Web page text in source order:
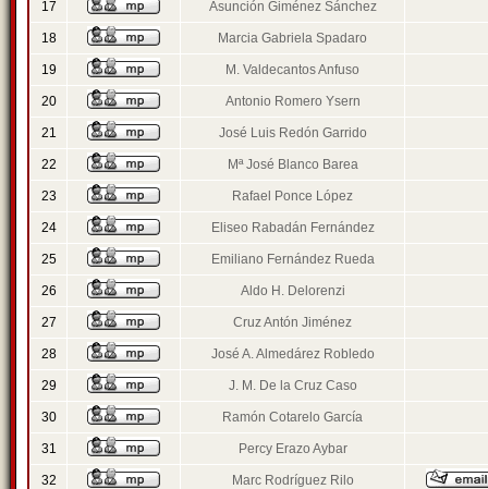
17 Asunción Giménez Sánchez
18 Marcia Gabriela Spadaro
19 M. Valdecantos Anfuso
20 Antonio Romero Ysern
21 José Luis Redón Garrido
22 Mª José Blanco Barea
23 Rafael Ponce López
24 Eliseo Rabadán Fernández
25 Emiliano Fernández Rueda
26 Aldo H. Delorenzi
27 Cruz Antón Jiménez
28 José A. Almedárez Robledo
29 J. M. De la Cruz Caso
30 Ramón Cotarelo García
31 Percy Erazo Aybar
32 Marc Rodríguez Rilo